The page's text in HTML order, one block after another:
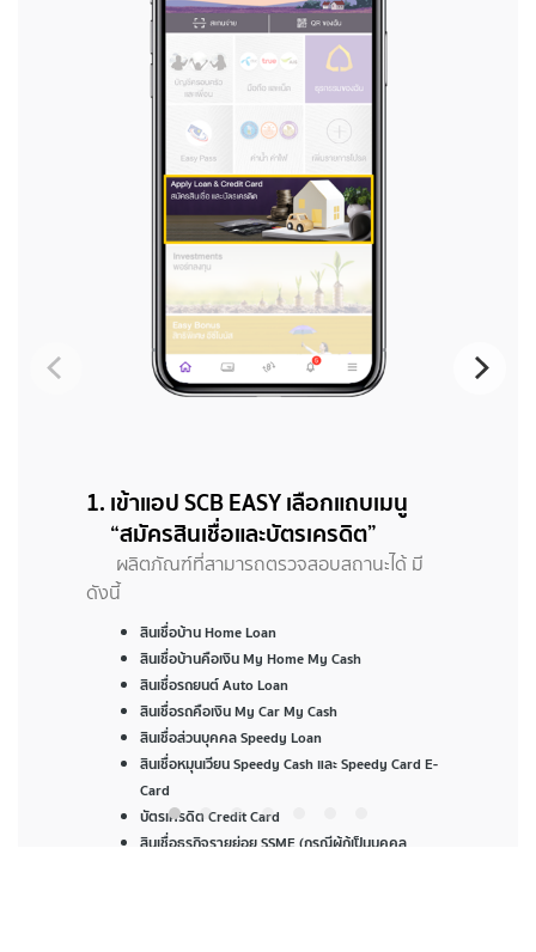
1. เข้าแอป SCB EASY เลือกแถบเมนู
“สมัครสินเชื่อและบัตรเครดิต”
ผลิตภัณฑ์ที่สามารถตรวจสอบสถานะได้ มี
ดังนี้
สินเชื่อบ้าน Home Loan
สินเชื่อบ้านคือเงิน My Home My Cash
สินเชื่อรถยนต์ Auto Loan
สินเชื่อรถคือเงิน My Car My Cash
สินเชื่อส่วนบุคคล Speedy Loan
สินเชื่อหมุนเวียน Speedy Cash และ Speedy Card E-
Card
บัตรเครดิต Credit Card
สินเชื่อธุรกิจรายย่อย SSME (กรณีผู้กู้เป็นบุคคล